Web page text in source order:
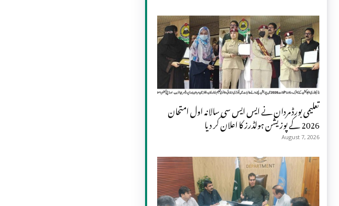
تعلیمی بورڈ مردان نے ایس ایس سی سالانہ اول امتحان
2026 کے پوزیشن ہولڈرز کا اعلان کر دیا
August 7, 2026